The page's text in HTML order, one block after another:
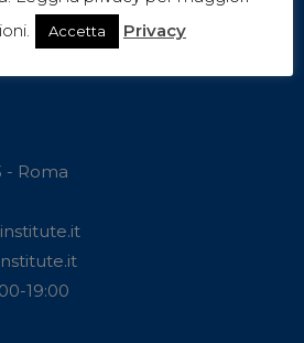
- Roma
19:00
Accetta Privacy